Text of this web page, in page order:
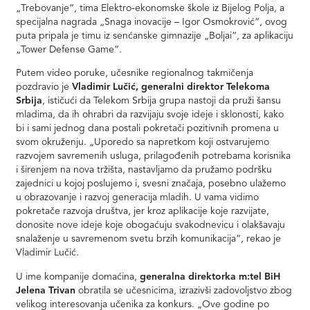
„Trebovanje“, tima Elektro-ekonomske škole iz Bijelog Polja, a
specijalna nagrada „Snaga inovacije – Igor Osmokrović“, ovog
puta pripala je timu iz senćanske gimnazije „Boljai“, za aplikaciju
„Tower Defense Game“.
Putem video poruke, učesnike regionalnog takmičenja
pozdravio jeVladimir Lučić, generalni direktor Telekoma
Srbija, ističući da Telekom Srbija grupa nastoji da pruži šansu
mladima, da ih ohrabri da razvijaju svoje ideje i sklonosti, kako
bi i sami jednog dana postali pokretači pozitivnih promena u
svom okruženju. „Uporedo sa napretkom koji ostvarujemo
razvojem savremenih usluga, prilagođenih potrebama korisnika
i širenjem na nova tržišta, nastavljamo da pružamo podršku
zajednici u kojoj poslujemo i, svesni značaja, posebno ulažemo
u obrazovanje i razvoj generacija mladih. U vama vidimo
pokretače razvoja društva, jer kroz aplikacije koje razvijate,
donosite nove ideje koje obogaćuju svakodnevicu i olakšavaju
snalaženje u savremenom svetu brzih komunikacija“, rekao je
Vladimir Lučić.
U ime kompanije domaćina,generalna direktorka m:tel BiH
Jelena Trivan obratila se učesnicima, izrazivši zadovoljstvo zbog
velikog interesovanja učenika za konkurs. „Ove godine po